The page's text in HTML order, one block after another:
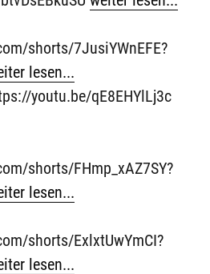
shorts/7JusiYWnEFE?
lesen...
youtu.be/qE8EHYlLj3c
shorts/FHmp_xAZ7SY?
lesen...
shorts/ExlxtUwYmCI?
lesen...